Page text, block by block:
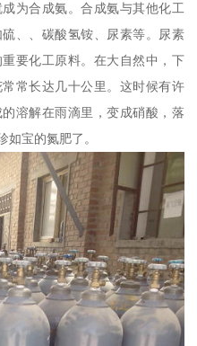
为合成氨。合成氨与其他化工
、、碳酸氢铵、尿素等。尿素
要化工原料。在大自然中，下
常长达几十公里。这时候有许
溶解在雨滴里，变成硝酸，落
如宝的氮肥了。